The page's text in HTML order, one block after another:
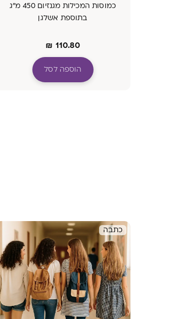
כמוסות המכילות מגנזיום 450 מ"ג
בתוספת אשלגן
₪ 110.80
הוספה לסל
כתבה